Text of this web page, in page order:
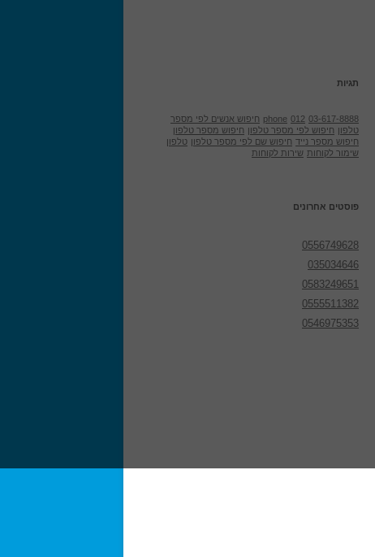
תגיות
03-617-8888
012
phone חיפוש אנשים לפי מספר
טלפון חיפוש לפי מספר טלפון חיפוש מספר טלפון
חיפוש מספר נייד חיפוש שם לפי מספר טלפון טלפון
שימור לקוחות שירות לקוחות
פוסטים אחרונים
0556749628
035034646
0583249651
0555511382
0546975353